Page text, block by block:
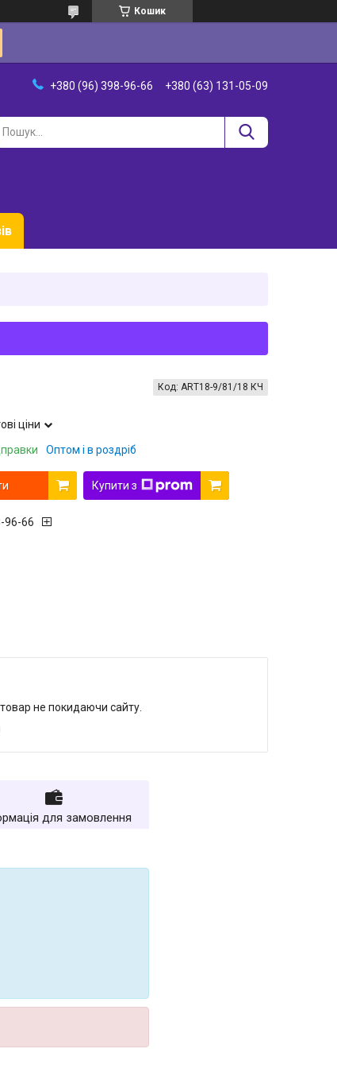
Кошик
+380 (96) 398-96-66 +380 (63) 131-05-09
ціни
Оптом і в роздріб
Код: ART18-9/81/18 КЧ
Купити з
96-66
не покидаючи сайту.
для замовлення